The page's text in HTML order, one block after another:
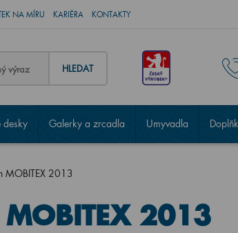
NA MÍRU KARIÉRA KONTAKTY
HLEDAT
desky Galerky a zrcadla Umyvadla
MOBITEX 2013
2013